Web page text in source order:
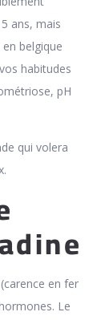
ans, mais
belgique
habitudes
pH
qui volera
en fer
Le